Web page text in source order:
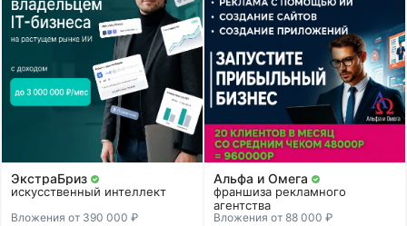
ЭкстраБриз
искусственный интеллект
Вложения от 390 000 ₽
Альфа и Омега
франшиза рекламного
агентства
Вложения от 88 000 ₽